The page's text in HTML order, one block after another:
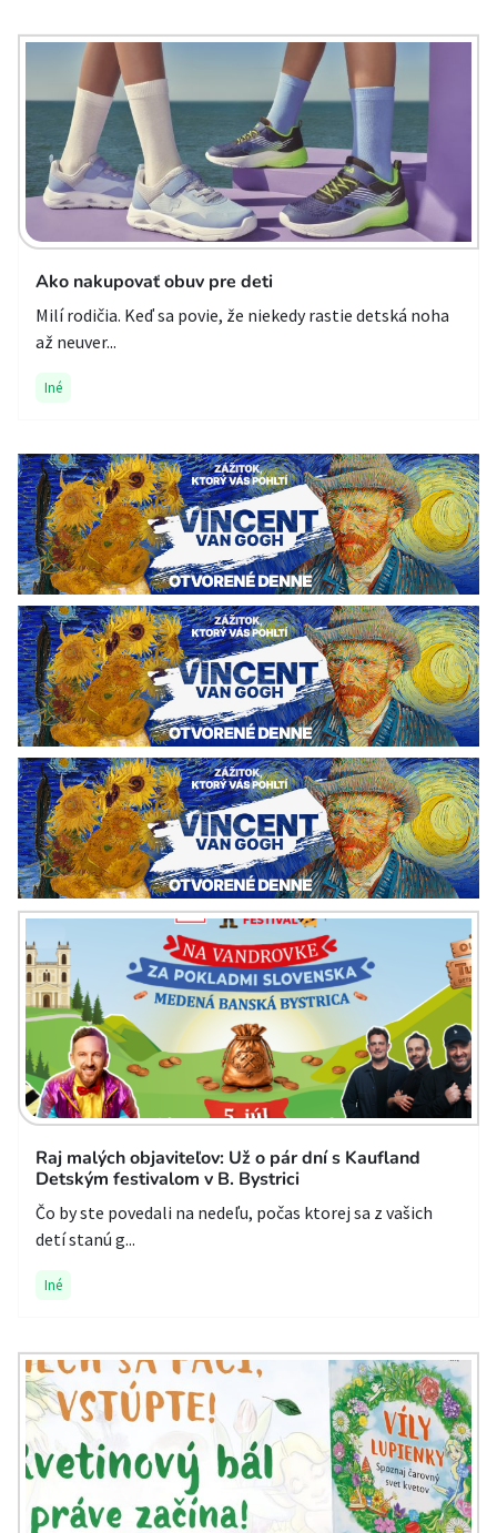
Ako nakupovať obuv pre deti
Milí rodičia. Keď sa povie, že niekedy rastie detská noha
až neuver...
Iné
Raj malých objaviteľov: Už o pár dní s Kaufland
Detským festivalom v B. Bystrici
Čo by ste povedali na nedeľu, počas ktorej sa z vašich
detí stanú g...
Iné